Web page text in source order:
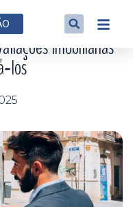
Imobiliárias